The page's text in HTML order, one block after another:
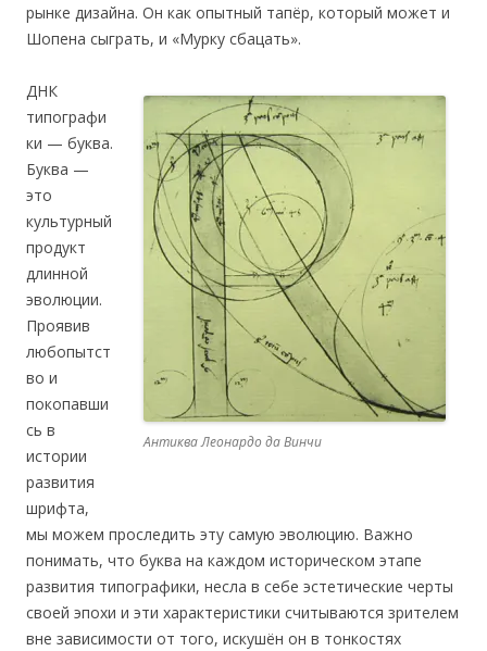
рынке дизайна. Он как опытный тапёр, который может и
Шопена сыграть, и «Мурку сбацать».
Антиква Леонардо да Винчи
ДНК
типографи
ки — буква.
Буква —
это
культурный
продукт
длинной
эволюции.
Проявив
любопытст
во и
покопавши
сь в
истории
развития
шрифта,
мы можем проследить эту самую эволюцию. Важно
понимать, что буква на каждом историческом этапе
развития типографики, несла в себе эстетические черты
своей эпохи и эти характеристики считываются зрителем
вне зависимости от того, искушён он в тонкостях